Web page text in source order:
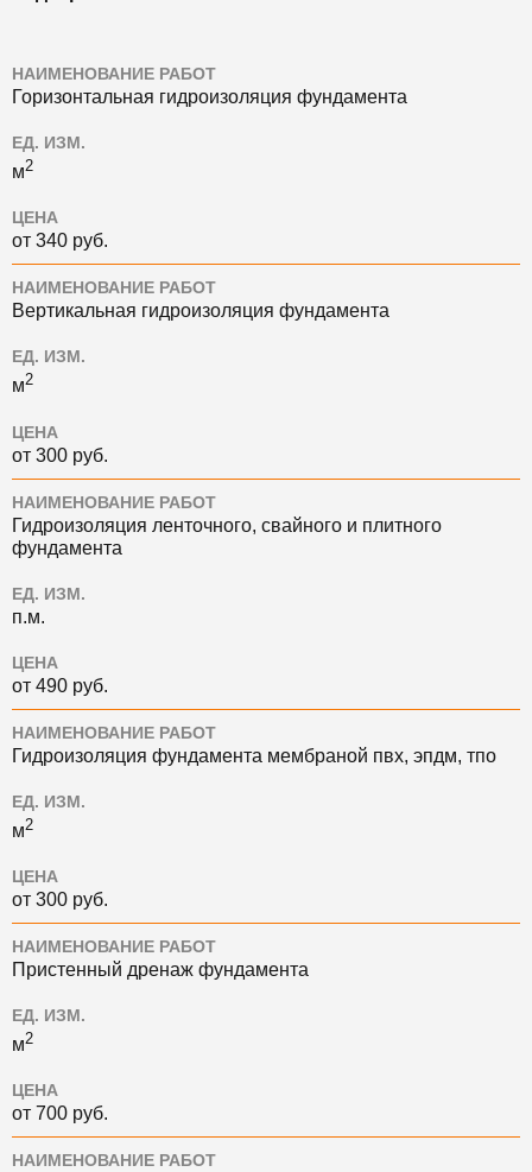
НАИМЕНОВАНИЕ РАБОТ
Горизонтальная гидроизоляция фундамента
ЕД. ИЗМ.
м2
ЦЕНА
от 340 руб.
НАИМЕНОВАНИЕ РАБОТ
Вертикальная гидроизоляция фундамента
ЕД. ИЗМ.
м2
ЦЕНА
от 300 руб.
НАИМЕНОВАНИЕ РАБОТ
Гидроизоляция ленточного, свайного и плитного
фундамента
ЕД. ИЗМ.
п.м.
ЦЕНА
от 490 руб.
НАИМЕНОВАНИЕ РАБОТ
Гидроизоляция фундамента мембраной пвх, эпдм, тпо
ЕД. ИЗМ.
м2
ЦЕНА
от 300 руб.
НАИМЕНОВАНИЕ РАБОТ
Пристенный дренаж фундамента
ЕД. ИЗМ.
м2
ЦЕНА
от 700 руб.
НАИМЕНОВАНИЕ РАБОТ